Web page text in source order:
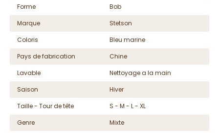
Forme
Bob
Marque
Stetson
Coloris
Bleu marine
Pays de fabrication
Chine
Lavable
Nettoyage a la main
Saison
Hiver
Taille - Tour de tête
S - M - L - XL
Genre
Mixte